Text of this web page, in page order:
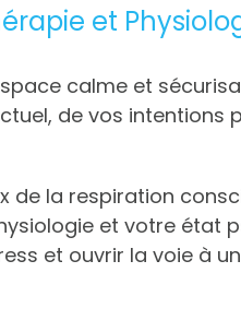
et
calme et
de vos intentions
de la respiration
et votre état
et ouvrir la voie à